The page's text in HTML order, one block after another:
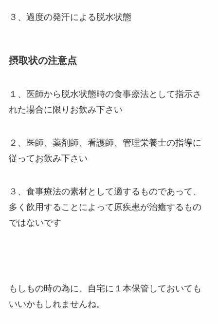
３、過度の発汗による脱水状態
摂取状の注意点
１、医師から脱水状態時の食事療法として指示さ
れた場合に限りお飲み下さい
２、医師、薬剤師、看護師、管理栄養士の指導に
従ってお飲み下さい
３、食事療法の素材として適するものであって、
多く飲用することによって原疾患が治癒するもの
ではないです
もしもの時の為に、自宅に１本保管しておいても
いいかもしれませんね。